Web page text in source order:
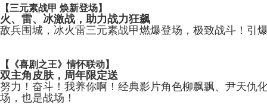
【三元素战甲 焕新登场】
火、雷、冰激战，助力战力狂飙
敌兵围城，冰火雷三元素战甲燃爆登场，极致战斗！引
【《喜剧之王》情怀联动】
双主角皮肤，周年限定送
努力！奋斗！我养你啊！经典影片角色柳飘飘、尹天仇
场，也是战场！